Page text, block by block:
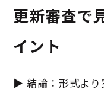
更新審査で
イント
▶ 結論：形式より